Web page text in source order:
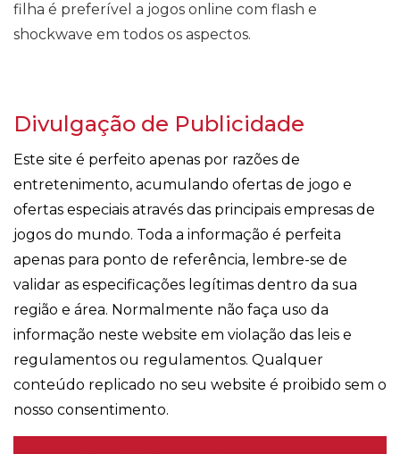
filha é preferível a jogos online com flash e
shockwave em todos os aspectos.
Divulgação de Publicidade
Este site é perfeito apenas por razões de
entretenimento, acumulando ofertas de jogo e
ofertas especiais através das principais empresas de
jogos do mundo. Toda a informação é perfeita
apenas para ponto de referência, lembre-se de
validar as especificações legítimas dentro da sua
região e área. Normalmente não faça uso da
informação neste website em violação das leis e
regulamentos ou regulamentos. Qualquer
conteúdo replicado no seu website é proibido sem o
nosso consentimento.